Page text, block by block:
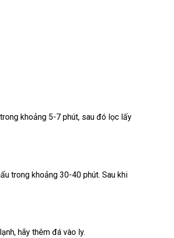
khoảng 5-7 phút, sau đó lọc lấy
trong khoảng 30-40 phút. Sau khi
hãy thêm đá vào ly.